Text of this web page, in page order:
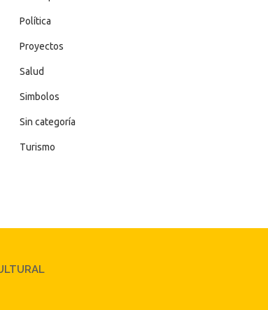
Política
Proyectos
Salud
Simbolos
Sin categoría
Turismo